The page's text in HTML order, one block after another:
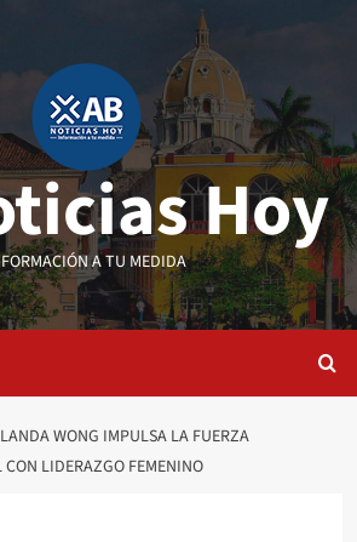
Hoy
A TU MEDIDA
WONG IMPULSA LA FUERZA
LIDERAZGO FEMENINO